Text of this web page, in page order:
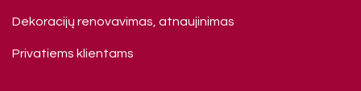
Dekoracijų renovavimas, atnaujinimas
Privatiems klienta​ms